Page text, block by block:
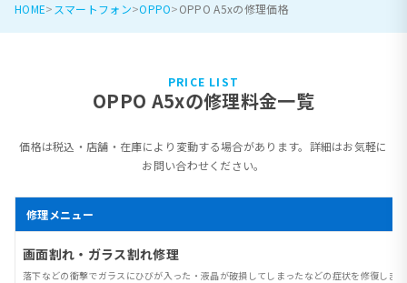
HOME スマートフォン OPPO OPPO A5xの修理価格
PRICE LIST
OPPO A5xの修理料金一覧
価格は税込・店舗・在庫により変動する場合があります。詳細はお気軽に
お問い合わせください。
修理メニュー
画面割れ・ガラス割れ修理
落下などの衝撃でガラスにひびが入った・液晶が破損してしまったなどの症状を修復しま